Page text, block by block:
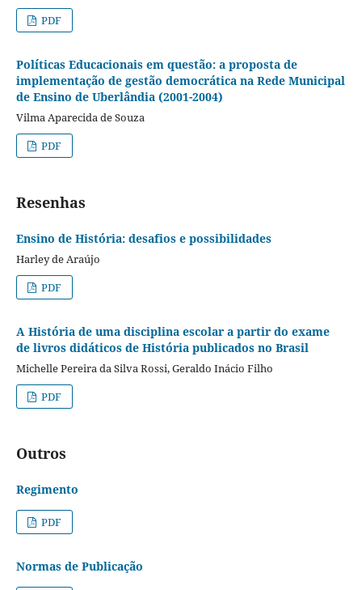
PDF
Políticas Educacionais em questão: a proposta de
implementação de gestão democrática na Rede Municipal
de Ensino de Uberlândia (2001-2004)
Vilma Aparecida de Souza
PDF
Resenhas
Ensino de História: desafios e possibilidades
Harley de Araújo
PDF
A História de uma disciplina escolar a partir do exame
de livros didáticos de História publicados no Brasil
Michelle Pereira da Silva Rossi, Geraldo Inácio Filho
PDF
Outros
Regimento
PDF
Normas de Publicação